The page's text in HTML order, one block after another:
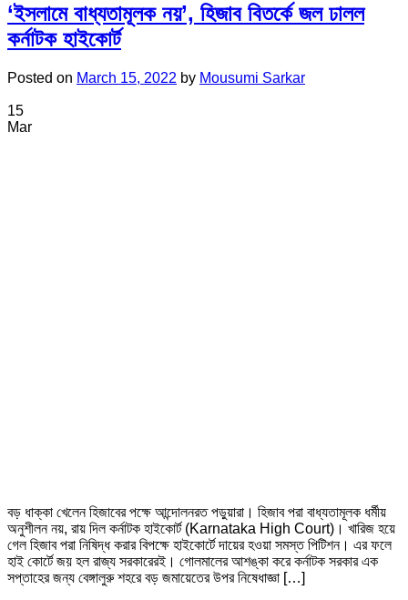
‘ইসলামে বাধ্যতামূলক নয়’, হিজাব বিতর্কে জল ঢালল
কর্নাটক হাইকোর্ট
Posted on March 15, 2022 by Mousumi Sarkar
15
Mar
বড় ধাক্কা খেলেন হিজাবের পক্ষে আন্দোলনরত পড়ুয়ারা। হিজাব পরা বাধ্যতামূলক ধর্মীয়
অনুশীলন নয়, রায় দিল কর্নাটক হাইকোর্ট (Karnataka High Court)। খারিজ হয়ে
গেল হিজাব পরা নিষিদ্ধ করার বিপক্ষে হাইকোর্টে দায়ের হওয়া সমস্ত পিটিশন। এর ফলে
হাই কোর্টে জয় হল রাজ্য সরকারেরই। গোলমালের আশঙ্কা করে কর্নাটক সরকার এক
সপ্তাহের জন্য বেঙ্গালুরু শহরে বড় জমায়েতের উপর নিষেধাজ্ঞা […]